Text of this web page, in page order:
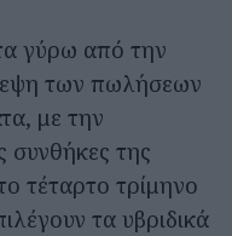
γύρω από την
των πωλήσεων
με την
συνθήκες της
τέταρτο τρίμηνο
τα υβριδικά